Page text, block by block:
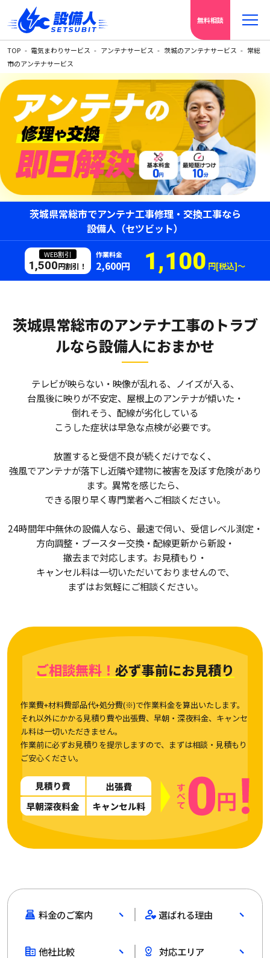
無料相談
TOP 電気まわりサービス アンテナサービス 茨城のアンテナサービス
常総
市のアンテナサービス
茨城県常総市でアンテナ工事修理・交換工事なら
設備人（セツビット）
WEB割引
1,500円割引！
作業料金
2,600円 1,100 円[税込]〜
茨城県常総市のアンテナ工事のトラブ
ルなら設備人におまかせ
テレビが映らない・映像が乱れる、ノイズが入る、
台風後に映りが不安定、屋根上のアンテナが傾いた・
倒れそう、配線が劣化している――
こうした症状は早急な点検が必要です。
放置すると受信不良が続くだけでなく、
強風でアンテナが落下し近隣や建物に被害を及ぼす危険があり
ます。異常を感じたら、
できる限り早く専門業者へご相談ください。
24時間年中無休の設備人なら、最速で伺い、受信レベル測定・
方向調整・ブースター交換・配線更新から新設・
撤去まで対応します。お見積もり・
キャンセル料は一切いただいておりませんので、
まずはお気軽にご相談ください。
ご相談無料！ 必ず事前にお見積り
作業費+材料費部品代+処分費(※)で作業料金を算出いたします。
それ以外にかかる見積り費や出張費、早朝・深夜料金、キャンセ
ル料は一切いただきません。
作業前に必ずお見積りを提示しますので、まずは相談・見積もり
ご安心ください。
料金のご案内 選ばれる理由
他社比較 対応エリア